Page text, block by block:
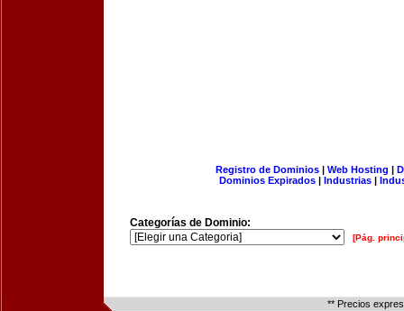
Registro de Dominios| Web Hosting |
Dominios Expirados | Industrias |
Categorías de Dominio:
[Pág.
** Precios